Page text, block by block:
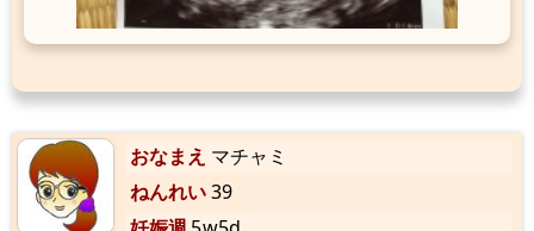
おなまえ マチャミ
ねんれい39